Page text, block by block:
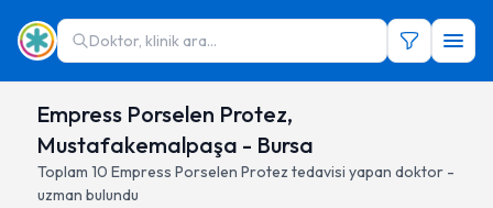
Doktor, klinik ara...
Empress Porselen Protez,
Mustafakemalpaşa - Bursa
Toplam 10 Empress Porselen Protez tedavisi yapan doktor -
uzman bulundu